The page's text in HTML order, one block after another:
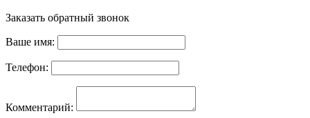
Заказать обратный звонок
Ваше имя:
Телефон:
Комментарий: